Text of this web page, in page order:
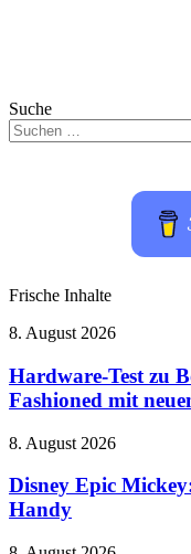
Suche
Suchen
nach:
Frische Inhalte
Hardware-
zu
Bowers
&
Pi8
Old
Fashioned
8. August 2026
Hardware-Test zu
Fashioned mit
Disney
Mickey:
Rebrushed
–
8. August 2026
Disney Epic
Handy